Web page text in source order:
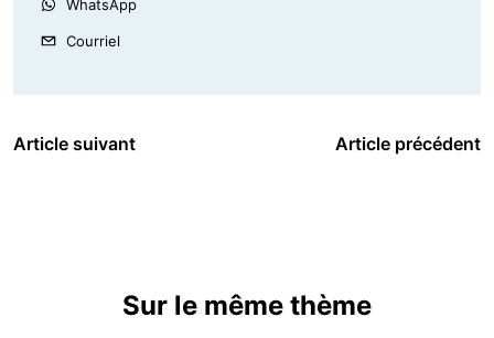
WhatsApp
Courriel
Article suivant Article précédent
Sur le même thème